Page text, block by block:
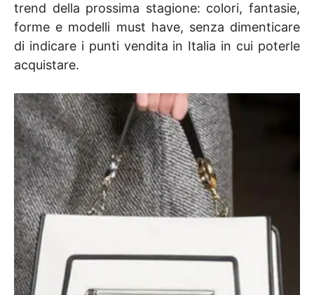
trend della prossima stagione: colori, fantasie,
forme e modelli must have, senza dimenticare
di indicare i punti vendita in Italia in cui poterle
acquistare.